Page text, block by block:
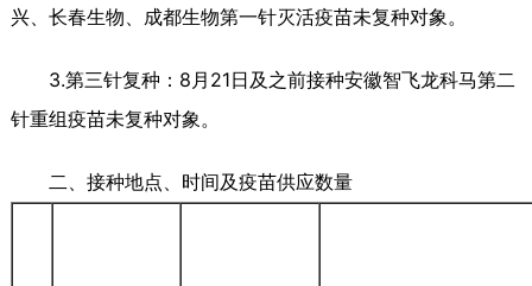
兴、长春生物、成都生物第一针灭活疫苗未复种对象。
3.第三针复种：8月21日及之前接种安徽智飞龙科马第二
针重组疫苗未复种对象。
二、接种地点、时间及疫苗供应数量